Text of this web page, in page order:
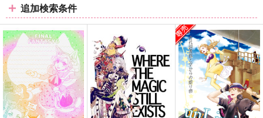
ム
表
示
ム
表
示
ム
表
追加検索条件